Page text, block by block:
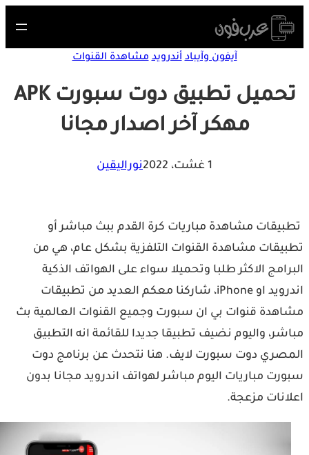
آيفون وآيباد أندرويد مشاهدة القنوات
تحميل تطبيق دوت سبورت APK
مهكر آخر اصدار مجانا
نوراليقين
مشاهدة مباريات كرة القدم ببث مباشر ‏أو
مشاهدة القنوات التلفزية بشكل عام، هي من
الاكثر طلبا وتحميلا سواء ‏على الهواتف الذكية
اندرويد او iPhone، ‏شاركنا معكم العديد من تطبيقات
قنوات بي ان سبورت وجميع القنوات العالمية بث
‏واليوم نضيف تطبيقا جديدا للقائمة انه التطبيق
دوت سبورت لايف. هنا نتحدث عن برنامج دوت
مباريات اليوم مباشر لهواتف اندرويد مجانا بدون
مزعجة.